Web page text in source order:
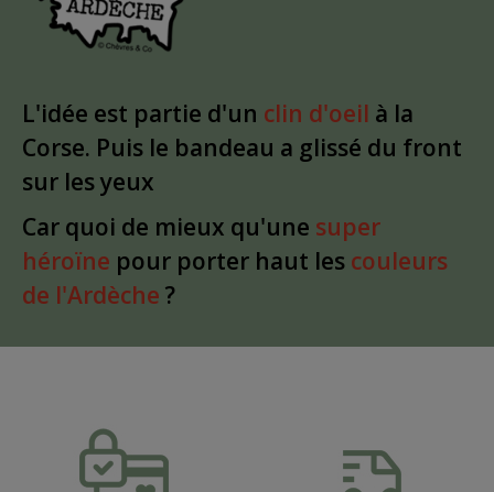
L'idée est partie d'un clin d'oeil à la
Corse. Puis le bandeau a glissé du front
sur les yeux
Car quoi de mieux qu'une super
héroïne pour porter haut les couleurs
de l'Ardèche ?